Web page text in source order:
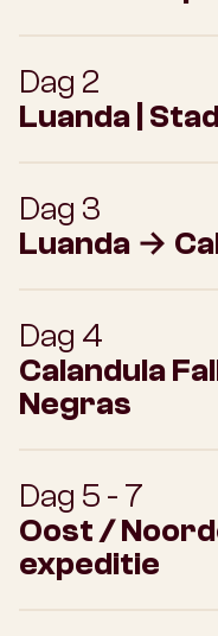
Dag 2
Luanda |
Dag 3
Luanda →
Dag 4
Calandula
Negras
Dag 5 - 7
Oost /
expeditie